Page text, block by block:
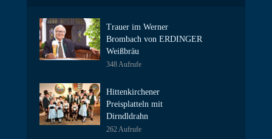
Trauer im Werner
Brombach von ERDINGER
Weißbräu
348 Aufrufe
Hittenkirchener
Preisplatteln mit
Dirndldrahn
262 Aufrufe